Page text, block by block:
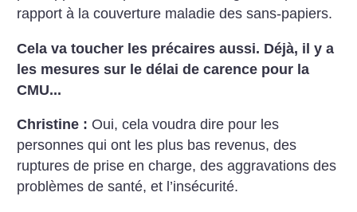
rapport à la couverture maladie des sans-papiers.
Cela va toucher les précaires aussi. Déjà, il y a
les mesures sur le délai de carence pour la
CMU...
Christine : Oui, cela voudra dire pour les
personnes qui ont les plus bas revenus, des
ruptures de prise en charge, des aggravations des
problèmes de santé, et l’insécurité.